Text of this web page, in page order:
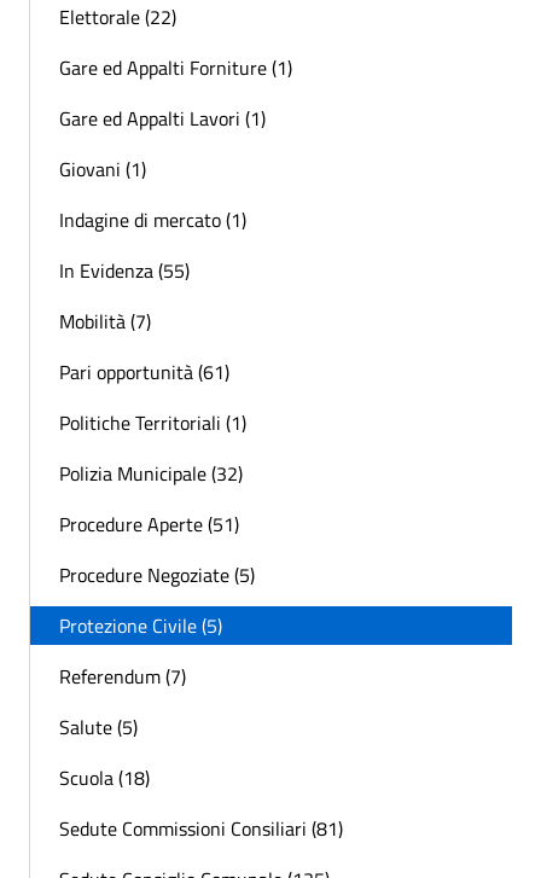
Elettorale (22)
Gare ed Appalti Forniture (1)
Gare ed Appalti Lavori (1)
Giovani (1)
Indagine di mercato (1)
In Evidenza (55)
Mobilità (7)
Pari opportunità (61)
Politiche Territoriali (1)
Polizia Municipale (32)
Procedure Aperte (51)
Procedure Negoziate (5)
Protezione Civile (5)
Referendum (7)
Salute (5)
Scuola (18)
Sedute Commissioni Consiliari (81)